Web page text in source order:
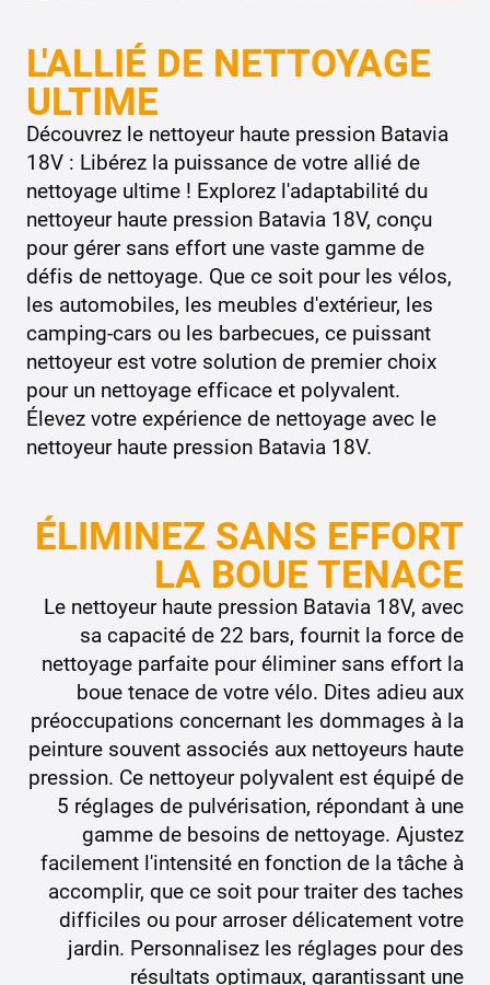
L'ALLIÉ DE NETTOYAGE
ULTIME
Découvrez le nettoyeur haute pression Batavia
18V : Libérez la puissance de votre allié de
nettoyage ultime ! Explorez l'adaptabilité du
nettoyeur haute pression Batavia 18V, conçu
pour gérer sans effort une vaste gamme de
défis de nettoyage. Que ce soit pour les vélos,
les automobiles, les meubles d'extérieur, les
camping-cars ou les barbecues, ce puissant
nettoyeur est votre solution de premier choix
pour un nettoyage efficace et polyvalent.
Élevez votre expérience de nettoyage avec le
nettoyeur haute pression Batavia 18V.
ÉLIMINEZ SANS EFFORT
LA BOUE TENACE
Le nettoyeur haute pression Batavia 18V, avec
sa capacité de 22 bars, fournit la force de
nettoyage parfaite pour éliminer sans effort la
boue tenace de votre vélo. Dites adieu aux
préoccupations concernant les dommages à la
peinture souvent associés aux nettoyeurs haute
pression. Ce nettoyeur polyvalent est équipé de
5 réglages de pulvérisation, répondant à une
gamme de besoins de nettoyage. Ajustez
facilement l'intensité en fonction de la tâche à
accomplir, que ce soit pour traiter des taches
difficiles ou pour arroser délicatement votre
jardin. Personnalisez les réglages pour des
résultats optimaux, garantissant une